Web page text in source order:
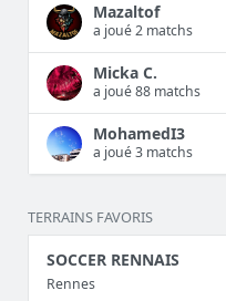
Mazaltof
a joué 2 matchs
Micka C.
a joué 88 matchs
MohamedI3
a joué 3 matchs
TERRAINS FAVORIS
SOCCER RENNAIS
Rennes